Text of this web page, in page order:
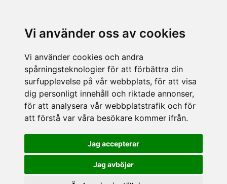
Vi använder oss av cookies
Vi använder cookies och andra
spårningsteknologier för att förbättra din
surfupplevelse på vår webbplats, för att visa
dig personligt innehåll och riktade annonser,
för att analysera vår webbplatstrafik och för
att förstå var våra besökare kommer ifrån.
Jag accepterar
Jag avböjer